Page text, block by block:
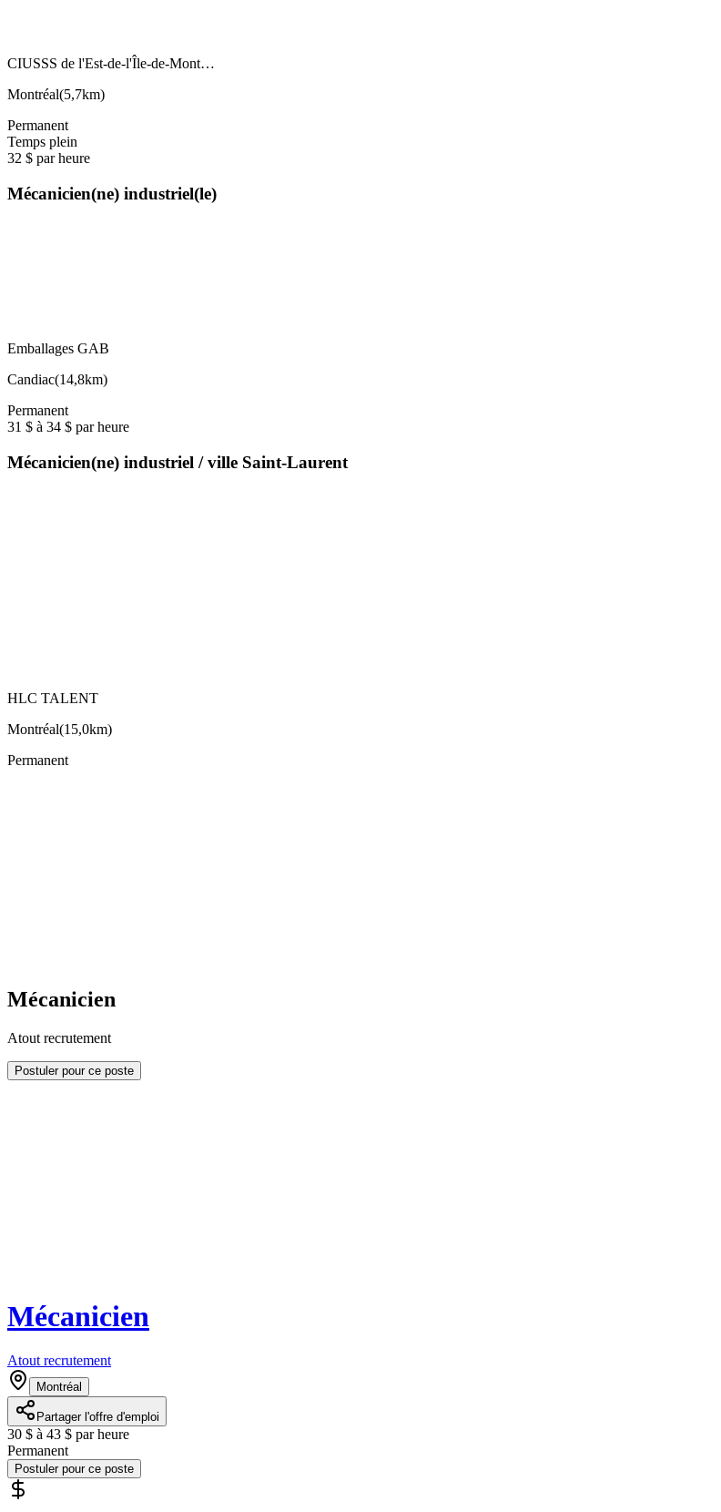
CIUSSS de l'Est-de-l'Île-de-Mont…
Montréal(5,7km)
Permanent
Temps plein
32 $ par heure
Mécanicien(ne) industriel(le)
Emballages GAB
Candiac(14,8km)
Permanent
31 $ à 34 $ par heure
Mécanicien(ne) industriel / ville Saint-Laurent
HLC TALENT
Montréal(15,0km)
Permanent
Mécanicien
Atout recrutement
Postuler pour ce poste
Mécanicien
Atout recrutement
Montréal
Partager l'offre d'emploi
30 $ à 43 $ par heure
Permanent
Postuler pour ce poste